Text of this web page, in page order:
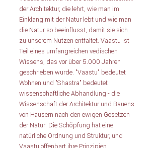
der Architektur, die lehrt, wie man im
Einklang mit der Natur lebt und wie man
die Natur so beeinflusst, damit sie sich
zu unserem Nutzen entfaltet. Vaastu ist
Teil eines umfangreichen vedischen
Wissens, das vor über 5.000 Jahren
geschrieben wurde. "Vaastu" bedeutet
Wohnen und "Shastra" bedeutet
wissenschaftliche Abhandlung - die
Wissenschaft der Architektur und Bauens
von Häusern nach den ewigen Gesetzen
der Natur. Die Schöpfung hat eine
natürliche Ordnung und Struktur, und